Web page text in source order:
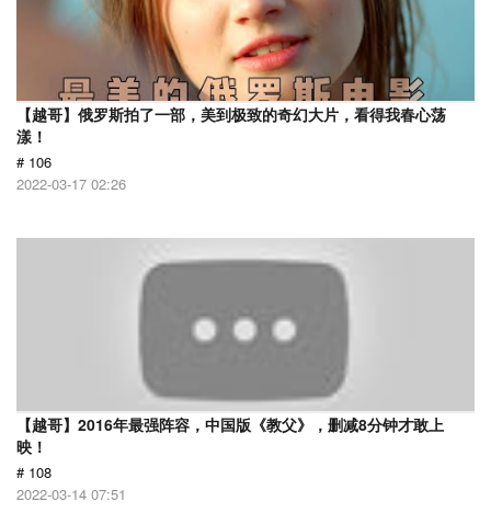
【越哥】俄罗斯拍了一部，美到极致的奇幻大片，看得我春心荡
漾！
# 106
2022-03-17 02:26
【越哥】2016年最强阵容，中国版《教父》，删减8分钟才敢上
映！
# 108
2022-03-14 07:51